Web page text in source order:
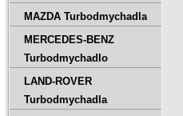
MAZDA Turbodmychadla
MERCEDES-BENZ
Turbodmychadlo
LAND-ROVER
Turbodmychadla